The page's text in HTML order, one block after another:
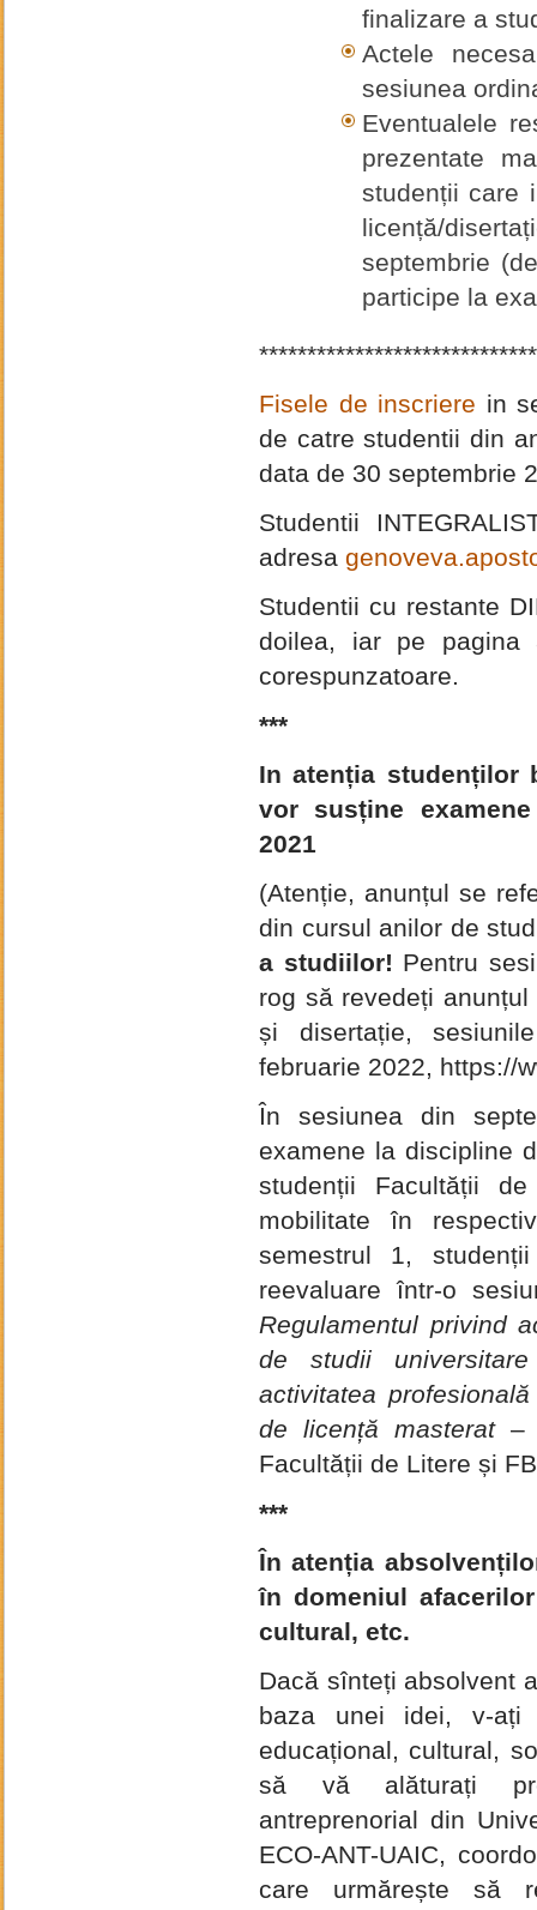
finalizare a
Actele
sesiunea
Eventualele
prezentate
studenții care
licență/
septembrie
participe la
Fisele de inscriere in
de catre studentii din
data de 30 septembrie
Studentii
adresa
Studentii cu restante
doilea, iar pe pagina
corespunzatoare.
***
In atenția studenților
vor susține
2021
(Atenție, anunțul se
din cursul anilor de
a studiilor! Pentru
rog să revedeți
și disertație,
februarie 2022, https://
În sesiunea din
examene la discipline
studenții Facultății
mobilitate în
semestrul 1,
reevaluare într-o
Regulamentul privind
de studii
activitatea
de licență masterat–
Facultății de Litere și
***
În atenția
în domeniul
cultural, etc.
Dacă sînteți absolvent
baza unei idei, v-ați
educațional, cultural,
să vă alăturați
antreprenorial din
ECO-ANT-UAIC,
care urmărește să